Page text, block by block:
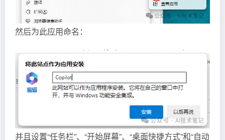
然后为此应用命名：
并且设置“任务栏”、“开始屏幕”、“桌面快捷方式”和“自动